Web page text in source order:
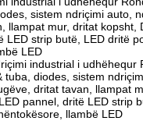
sistem ndriçimi auto,
llampat mur, dritat kopsht,
LED strip butë, LED dritë
LED
industrial i
tuba, diodes, sistem
dritat tavan, llampat
pannel, dritë LED strip
llambë LED